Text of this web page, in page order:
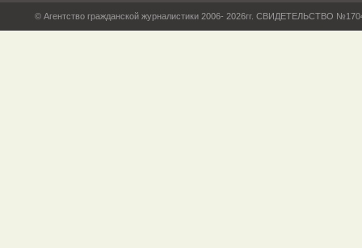
© Агентство гражданской журналистики 2006- 2026гг. СВИДЕТЕЛЬСТВО